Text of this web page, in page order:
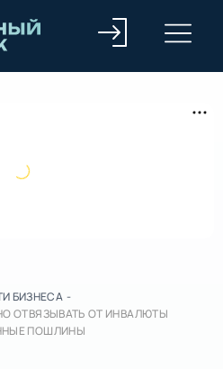
БИЗНЕСА -
ОТВЯЗЫВАТЬ ОТ ИНВАЛЮТЫ
ПОШЛИНЫ